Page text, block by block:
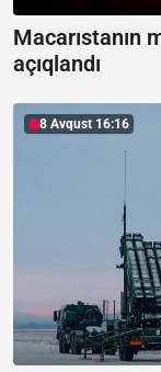
Macarıstanın
açıqlandı
8 Avqust 16:16